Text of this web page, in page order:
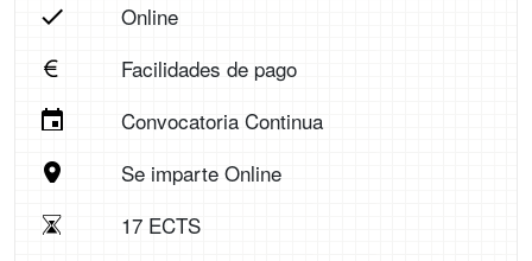
Online
Facilidades de pago
Convocatoria Continua
Se imparte Online
17 ECTS